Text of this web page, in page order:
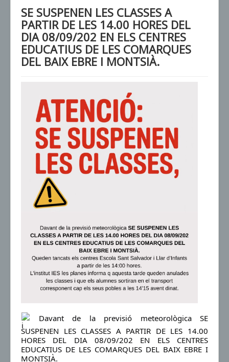
SE SUSPENEN LES CLASSES A
PARTIR DE LES 14.00 HORES DEL
DIA 08/09/202 EN ELS CENTRES
EDUCATIUS DE LES COMARQUES
DEL BAIX EBRE I MONTSIÀ.
Davant de la previsió meteorològica SE
SUSPENEN LES CLASSES A PARTIR DE LES 14.00
HORES DEL DIA 08/09/202 EN ELS CENTRES
EDUCATIUS DE LES COMARQUES DEL BAIX EBRE I
MONTSIÀ.